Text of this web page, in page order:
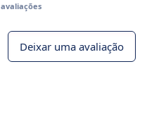
avaliações
Deixar uma avaliação